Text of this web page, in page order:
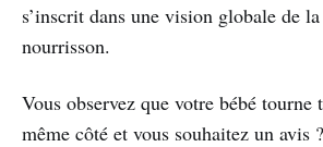
s’inscrit dans une vision globale de
nourrisson.
Vous observez que votre bébé
même côté et vous souhaitez un avis ?